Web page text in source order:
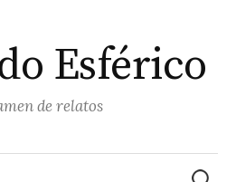
Esférico
de relatos